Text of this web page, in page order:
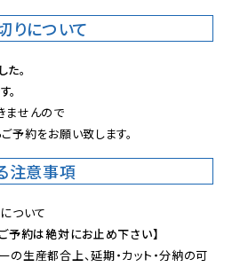
りについて
。
ませんので
予約をお願い致します。
注意事項
予約は絶対にお止め下さい】
生産都合上、延期・カット・分納の可